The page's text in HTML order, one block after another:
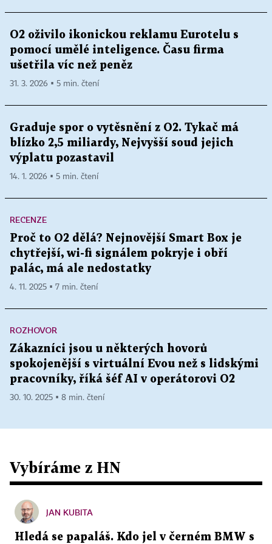
O2 oživilo ikonickou reklamu Eurotelu s
pomocí umělé inteligence. Času firma
ušetřila víc než peněz
31. 3. 2026 ▪ 5 min. čtení
Graduje spor o vytěsnění z O2. Tykač má
blízko 2,5 miliardy, Nejvyšší soud jejich
výplatu pozastavil
14. 1. 2026 ▪ 5 min. čtení
RECENZE
Proč to O2 dělá? Nejnovější Smart Box je
chytřejší, wi-fi signálem pokryje i obří
palác, má ale nedostatky
4. 11. 2025 ▪ 7 min. čtení
ROZHOVOR
Zákazníci jsou u některých hovorů
spokojenější s virtuální Evou než s lidskými
pracovníky, říká šéf AI v operátorovi O2
30. 10. 2025 ▪ 8 min. čtení
Vybíráme z HN
JAN KUBITA
Hledá se papaláš. Kdo jel v černém BMW s